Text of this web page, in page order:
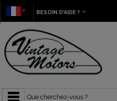
BESOIN D'AIDE ?